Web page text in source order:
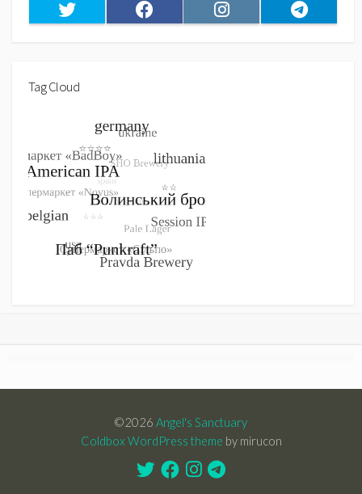
Twitter Facebook Instagram Telegram
Tag Cloud
©2026 Angel's Sanctuary
Coldbox WordPress theme by mirucon
TwitterFacebook
Instagram
Telegram